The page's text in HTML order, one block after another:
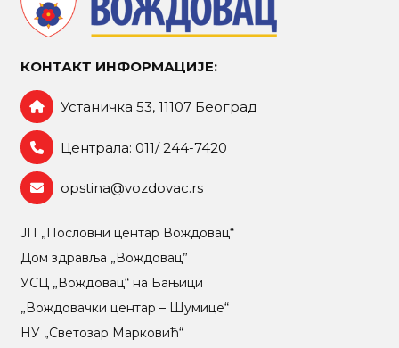
КОНТАКТ ИНФОРМАЦИЈЕ:
Устаничка 53, 11107 Београд
Централа: 011/ 244-7420
opstina@vozdovac.rs
ЈП „Пословни центар Вождовац“
Дом здравља „Вождовац”
УСЦ „Вождовац“ на Бањици
„Вождовачки центар – Шумице“
НУ „Светозар Марковић“